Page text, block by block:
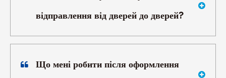
відправлення від дверей до дверей?
Що мені робити після оформлення